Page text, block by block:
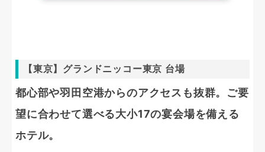
【東京】グランドニッコー東京 台場
都心部や羽田空港からのアクセスも抜群。ご要
望に合わせて選べる大小17の宴会場を備える
ホテル。